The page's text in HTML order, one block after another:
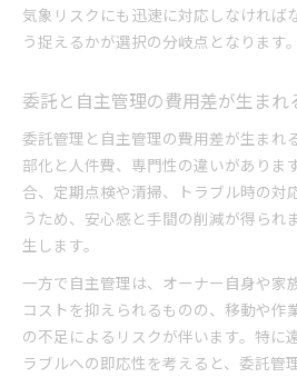
気象リスクにも迅速に対応しなければ
う捉えるかが選択の分岐点となります。
委託と自主管理の費用差が生まれ
委託管理と自主管理の費用差が生まれ
部化と人件費、専門性の違いがありま
合、定期点検や清掃、トラブル時の対
うため、安心感と手間の削減が得られ
生します。
一方で自主管理は、オーナー自身や家
コストを抑えられるものの、移動や作
の不足によるリスクが伴います。特に
ラブルへの即応性を考えると、委託管